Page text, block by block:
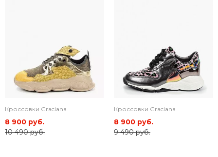
Кроссовки Graciana
8 900 руб.
10 490 руб.
Кроссовки Graciana
8 900 руб.
9 490 руб.